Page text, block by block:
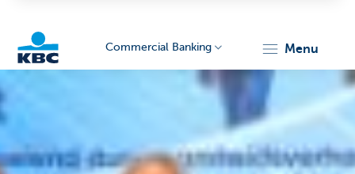
Commercial Banking menu